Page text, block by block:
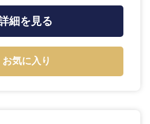
スタートアップ企
業
細を見る
お気に入り